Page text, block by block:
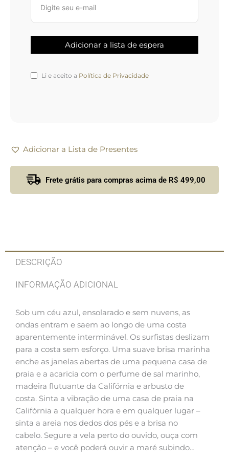
Li e aceito a Política de Privacidade
Adicionar a Lista de Presentes
Frete grátis para compras acima de R$ 499,00
DESCRIÇÃO
INFORMAÇÃO ADICIONAL
Sob um céu azul, ensolarado e sem nuvens, as
ondas entram e saem ao longo de uma costa
aparentemente interminável. Os surfistas deslizam
para a costa sem esforço. Uma suave brisa marinha
enche as janelas abertas de uma pequena casa de
praia e a acaricia com o perfume de sal marinho,
madeira flutuante da Califórnia e arbusto de
costa. Sinta a vibração de uma casa de praia na
Califórnia a qualquer hora e em qualquer lugar –
sinta a areia nos dedos dos pés e a brisa no
cabelo. Segure a vela perto do ouvido, ouça com
atenção – e você poderá ouvir a maré subindo…